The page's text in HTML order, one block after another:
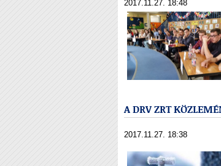
2017.11.27. 18:48
A DRV ZRT
2017.11.27. 18:38